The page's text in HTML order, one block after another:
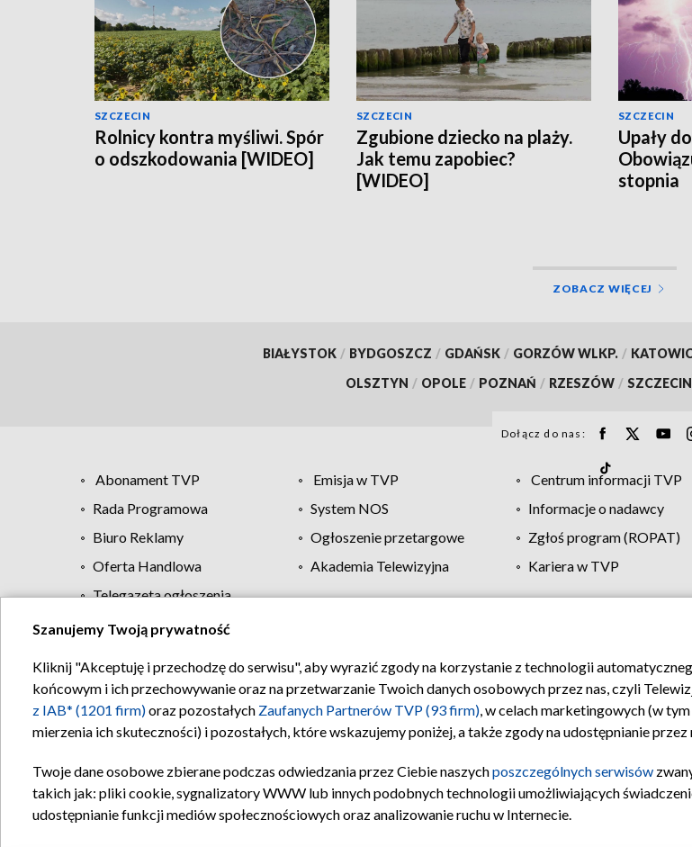
SZCZECIN
Rolnicy kontra myśliwi. Spór
o odszkodowania [WIDEO]
SZCZECIN
Zgubione dziecko na plaży.
Jak temu zapobiec?
[WIDEO]
SZCZECIN
Upały
stopnia
ZOBACZ WIĘCEJ
BIAŁYSTOK / BYDGOSZCZ / GDAŃSK / GORZÓW WLKP. /
OLSZTYN / OPOLE / POZNAŃ / RZESZÓW / SZCZECIN
Dołącz do nas:
Abonament TVP Emisja w TVP Centrum informacji TVP
Rada Programowa
System NOS Informacje o nadawcy
Biuro Reklamy
Ogłoszenie przetargowe Zgłoś program (ROPAT)
Oferta Handlowa
Akademia Telewizyjna Kariera w TVP
Telegazeta ogłoszenia
Regulamin TVP Polityka prywatności Moje zgody
Szanujemy Twoją prywatność
Kliknij "Akceptuję i przechodzę do serwisu", aby wyrazić zgody na korzystanie z technologii
końcowym i ich przechowywanie oraz na przetwarzanie Twoich danych osobowych przez nas, czyli
z IAB* (1201 firm)oraz pozostałych Zaufanych Partnerów TVP (93 firm), w celach marketingowych (w
mierzenia ich skuteczności) i pozostałych, które wskazujemy poniżej, a także zgody na udostępnianie
Twoje dane osobowe zbierane podczas odwiedzania przez Ciebie naszychposzczególnych serwisów
takich jak: pliki cookie, sygnalizatory WWW lub innych podobnych technologii umożliwiających
udostępnianie funkcji mediów społecznościowych oraz analizowanie ruchu w Internecie.